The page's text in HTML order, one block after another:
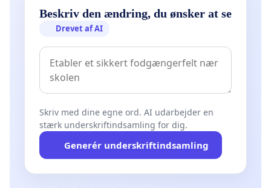
Beskriv den ændring, du ønsker at se
Drevet af AI
Skriv med dine egne ord. AI udarbejder en
stærk underskriftindsamling for dig.
Generér underskriftindsamling